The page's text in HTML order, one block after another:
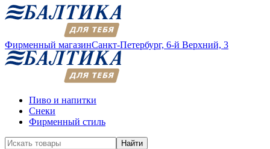
Фирменный магазинСанкт-Петербург, 6-й Верхний, 3
Пиво и напитки
Снеки
Фирменный стиль
Найти